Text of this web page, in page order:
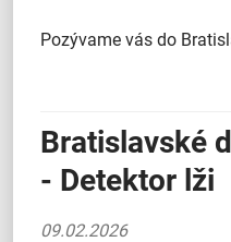
Pozývame vás do
Bratislavské
- Detektor lži
09.02.2026